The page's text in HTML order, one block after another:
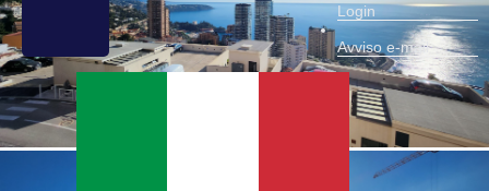
Login
Avviso e-mail